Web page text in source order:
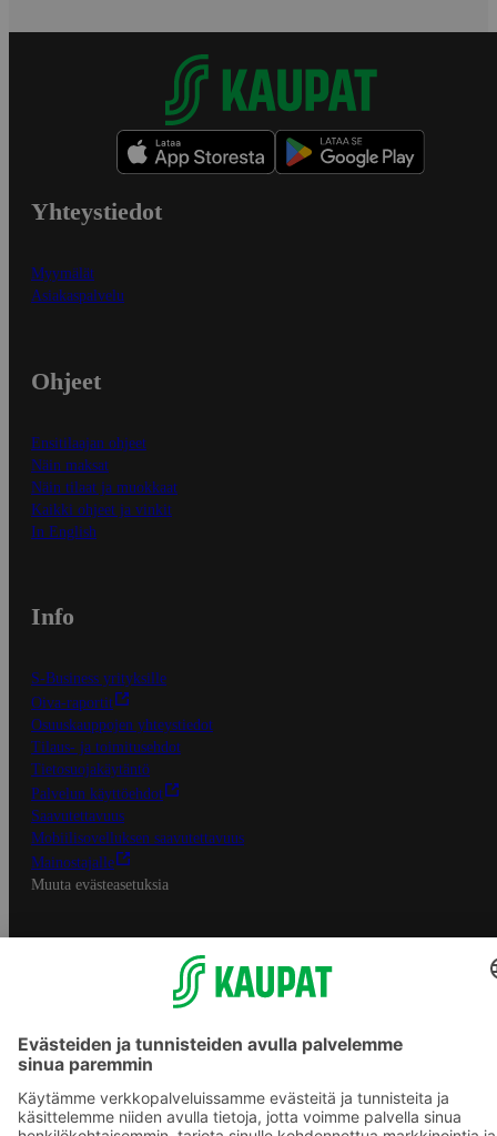
Yhteystiedot
Myymälät
Asiakaspalvelu
Ohjeet
Ensitilaajan ohjeet
Näin maksat
Näin tilaat ja muokkaat
Kaikki ohjeet ja vinkit
In English
Info
S-Business yrityksille
Oiva-raportit
Osuuskauppojen yhteystiedot
Tilaus- ja toimitusehdot
Tietosuojakäytäntö
Palvelun käyttöehdot
Saavutettavuus
Mobiilisovelluksen saavutettavuus
Mainostajalle
Muuta evästeasetuksia
S-ryhmän palvelut
S-ryhmä
Asiakasomistajuus
S-ostoslista -sovellus
Prisma.fi